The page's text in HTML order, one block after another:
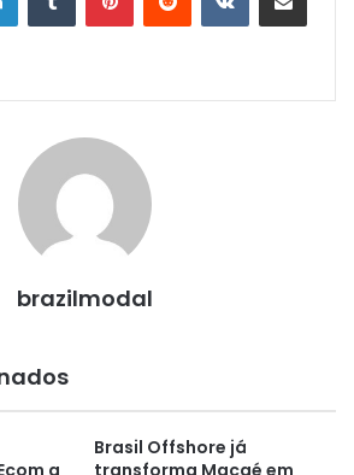
brazilmodal
Brasil Offshore já